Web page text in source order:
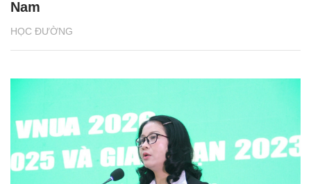
HỌC ĐƯỜNG
Nam